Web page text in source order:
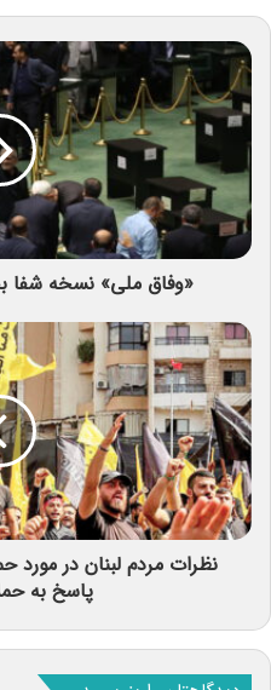
«وفاق ملی» نسخه شفا
نظرات مردم لبنان در مورد
پاسخ به